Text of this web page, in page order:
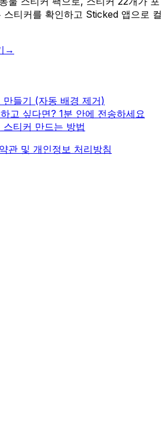
스티커를 확인하고 Sticked 앱으로 컬
→
만들기 (자동 배경 제거)
고 싶다면? 1분 안에 전송하세요
티커 만드는 방법
관 및 개인정보 처리방침